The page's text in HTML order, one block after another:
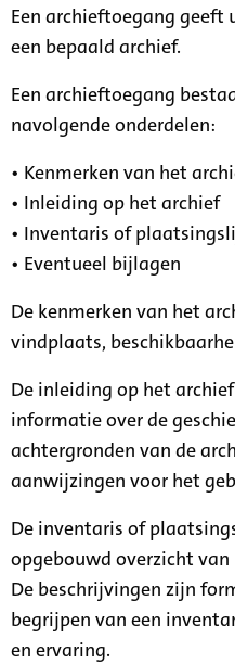
Een archieftoegang
een bepaald archief.
Een archieftoegang
navolgende onderdelen:
• Kenmerken van het
• Inleiding op het archief
• Inventaris of
• Eventueel bijlagen
De kenmerken van het
vindplaats,
De inleiding op het
informatie over de
achtergronden van de
aanwijzingen voor het
De inventaris of
opgebouwd overzicht
De beschrijvingen zijn
begrijpen van een
en ervaring.